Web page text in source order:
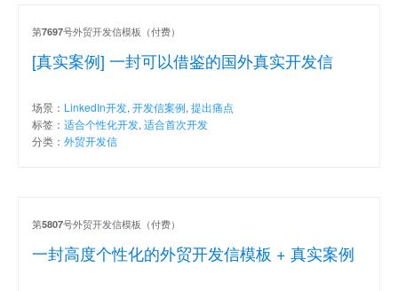
[真实案例] 一封可以借鉴的国外真实开发信
第7697号外贸开发信模板（付费）
场景： LinkedIn开发, 开发信案例, 提出痛点
标签： 适合个性化开发, 适合首次开发
分类： 外贸开发信
一封高度个性化的外贸开发信模板 + 真实案例
第5807号外贸开发信模板（付费）